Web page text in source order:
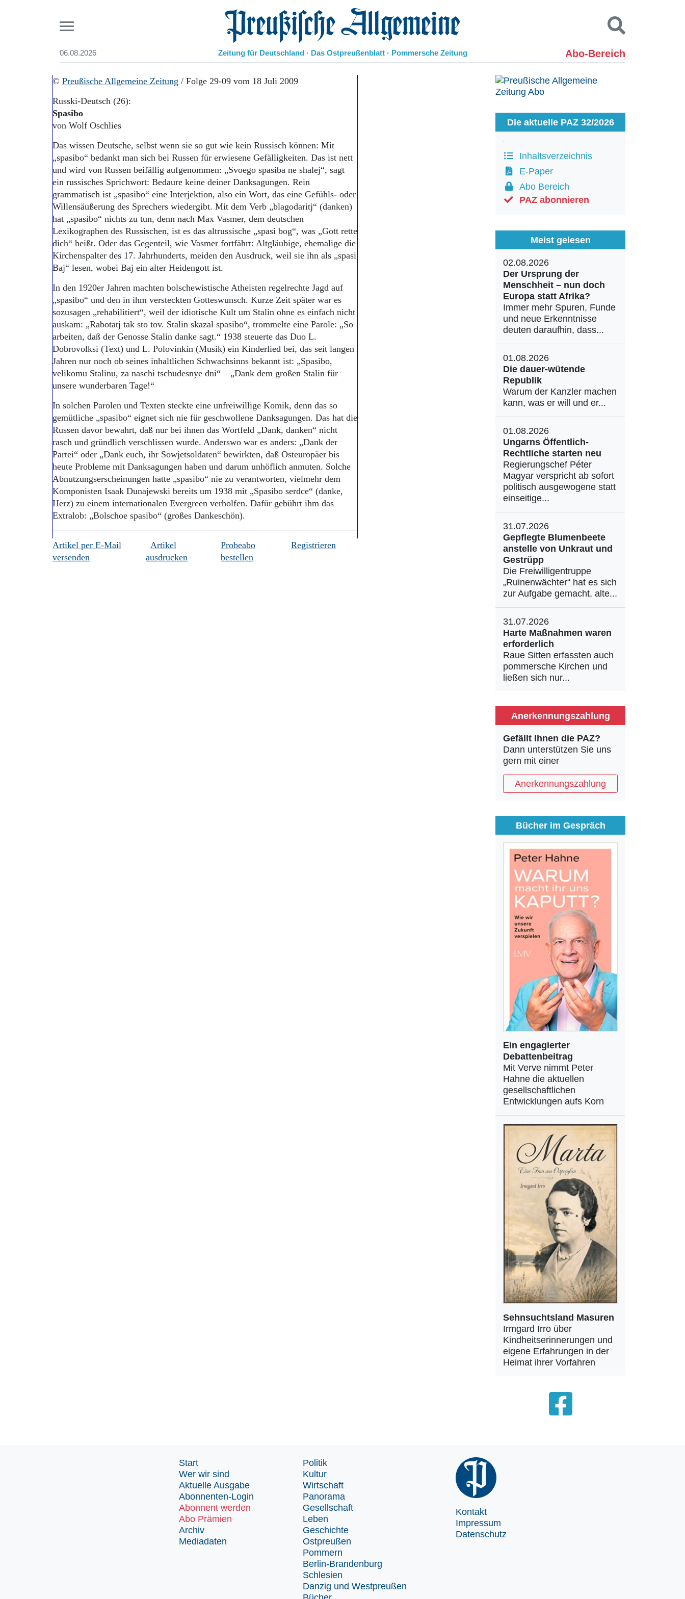
06.08.2026 Preußische Allgemeine Zeitung
Zeitung für Deutschland · Das Ostpreußenblatt · Pommersche Zeitung Abo-Bereich
Start
Aktuelle Ausgabe
Abonnenten-Login
Abonnent werden
Archiv
Mediadaten
Geschichte
Ostpreußen
Pommern
Berlin-Brandenburg
Schlesien
Danzig und Westpreußen
Kontakt
Suchen und finden
© Preußische Allgemeine Zeitung / Folge 29-09 vom 18 Juli 2009
Russki-Deutsch (26):
Spasibo
von Wolf Oschlies
Das wissen Deutsche, selbst wenn sie so gut wie kein Russisch können: Mit
„spasibo“ bedankt man sich bei Russen für erwiesene Gefälligkeiten. Das ist nett
und wird von Russen beifällig aufgenommen: „Svoego spasiba ne shalej“, sagt
ein russisches Sprichwort: Bedaure keine deiner Danksagungen. Rein
grammatisch ist „spasibo“ eine Interjektion, also ein Wort, das eine Gefühls- oder
Willensäußerung des Sprechers wiedergibt. Mit dem Verb „blagodaritj“ (danken)
hat „spasibo“ nichts zu tun, denn nach Max Vasmer, dem deutschen
Lexikographen des Russischen, ist es das altrussische „spasi bog“, was „Gott rette
dich“ heißt. Oder das Gegenteil, wie Vasmer fortfährt: Altgläubige, ehemalige die
Kirchenspalter des 17. Jahrhunderts, meiden den Ausdruck, weil sie ihn als „spasi
Baj“ lesen, wobei Baj ein alter Heidengott ist.
In den 1920er Jahren machten bolschewistische Atheisten regelrechte Jagd auf
„spasibo“ und den in ihm versteckten Gotteswunsch. Kurze Zeit später war es
sozusagen „rehabilitiert“, weil der idiotische Kult um Stalin ohne es einfach nicht
auskam: „Rabotatj tak sto tov. Stalin skazal spasibo“, trommelte eine Parole: „So
arbeiten, daß der Genosse Stalin danke sagt.“ 1938 steuerte das Duo L.
Dobrovolksi (Text) und L. Polovinkin (Musik) ein Kinderlied bei, das seit langen
Jahren nur noch ob seines inhaltlichen Schwachsinns bekannt ist: „Spasibo,
velikomu Stalinu, za naschi tschudesnye dni“ – „Dank dem großen Stalin für
unsere wunderbaren Tage!“
In solchen Parolen und Texten steckte eine unfreiwillige Komik, denn das so
gemütliche „spasibo“ eignet sich nie für geschwollene Danksagungen. Das hat die
Russen davor bewahrt, daß nur bei ihnen das Wortfeld „Dank, danken“ nicht
rasch und gründlich verschlissen wurde. Anderswo war es anders: „Dank der
Partei“ oder „Dank euch, ihr Sowjetsoldaten“ bewirkten, daß Osteuropäer bis
heute Probleme mit Danksagungen haben und darum unhöflich anmuten. Solche
Abnutzungserscheinungen hatte „spasibo“ nie zu verantworten, vielmehr dem
Komponisten Isaak Dunajewski bereits um 1938 mit „Spasibo serdce“ (danke,
Herz) zu einem internationalen Evergreen verholfen. Dafür gebührt ihm das
Extralob: „Bolschoe spasibo“ (großes Dankeschön).
Artikel per E-Mail
versenden
Artikel
ausdrucken
Probeabo
bestellen
Registrieren
Die aktuelle PAZ 32/2026
Inhaltsverzeichnis
E-Paper
Abo Bereich
PAZ abonnieren
Meist gelesen
02.08.2026
Der Ursprung der
Menschheit – nun doch
Europa statt Afrika?
Immer mehr Spuren, Funde
und neue Erkenntnisse
deuten daraufhin, dass...
01.08.2026
Die dauer-wütende
Republik
Warum der Kanzler machen
kann, was er will und er...
01.08.2026
Ungarns Öffentlich-
Rechtliche starten neu
Regierungschef Péter
Magyar verspricht ab sofort
politisch ausgewogene statt
einseitige...
31.07.2026
Gepflegte Blumenbeete
anstelle von Unkraut und
Gestrüpp
Die Freiwilligentruppe
„Ruinenwächter“ hat es sich
zur Aufgabe gemacht, alte...
31.07.2026
Harte Maßnahmen waren
erforderlich
Raue Sitten erfassten auch
pommersche Kirchen und
ließen sich nur...
Anerkennungszahlung
Gefällt Ihnen die PAZ?
Dann unterstützen Sie uns
gern mit einer
Anerkennungszahlung
Bücher im Gespräch
Ein engagierter
Debattenbeitrag
Mit Verve nimmt Peter
Hahne die aktuellen
gesellschaftlichen
Entwicklungen aufs Korn
Sehnsuchtsland Masuren
Irmgard Irro über
Kindheitserinnerungen und
eigene Erfahrungen in der
Heimat ihrer Vorfahren
Start
Wer wir sind
Aktuelle Ausgabe
Abonnenten-Login
Abonnent werden
Abo Prämien
Archiv
Mediadaten
Politik
Kultur
Wirtschaft
Panorama
Gesellschaft
Leben
Geschichte
Ostpreußen
Pommern
Berlin-Brandenburg
Schlesien
Danzig und Westpreußen
Kontakt
Impressum
Datenschutz